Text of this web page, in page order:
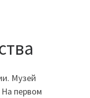
Музей
первом